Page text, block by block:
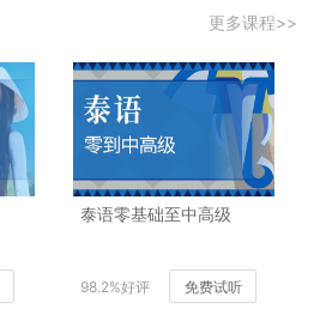
更多课程>>
泰语零基础至中高级
98.2%好评 免费试听